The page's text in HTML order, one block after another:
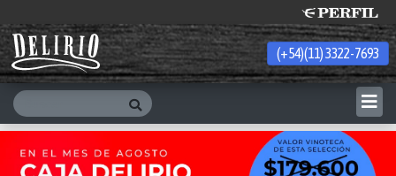
Sunday 9 de August de 2026
(+54)(11) 3322-7693